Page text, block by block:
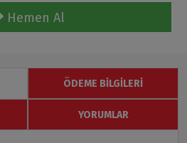
Hemen Al
ÖDEME BILGILERI
YORUMLAR